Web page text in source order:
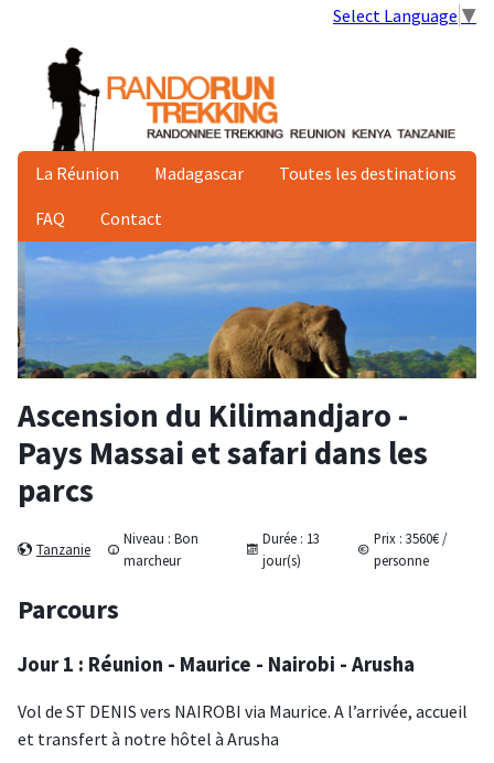
Select Language ▼
La Réunion Madagascar Toutes les destinations
FAQ Contact
Ascension du Kilimandjaro -
Pays Massai et safari dans les
parcs
Tanzanie
Niveau : Bon
marcheur
Durée : 13
jour(s)
Prix : 3560€ /
personne
Parcours
Jour 1 : Réunion - Maurice - Nairobi - Arusha
Vol de ST DENIS vers NAIROBI via Maurice. A l’arrivée, accueil
et transfert à notre hôtel à Arusha